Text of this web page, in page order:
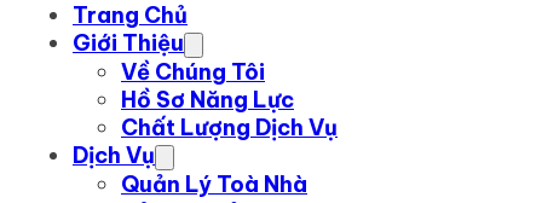
Trang Chủ
Giới Thiệu
Về Chúng Tôi
Hồ Sơ Năng Lực
Chất Lượng Dịch Vụ
Dịch Vụ
Quản Lý Toà Nhà